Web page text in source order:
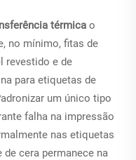
térmica o
no mínimo, fitas de
revestido e de
para etiquetas de
um único tipo
falha na impressão
nas etiquetas
cera permanece na